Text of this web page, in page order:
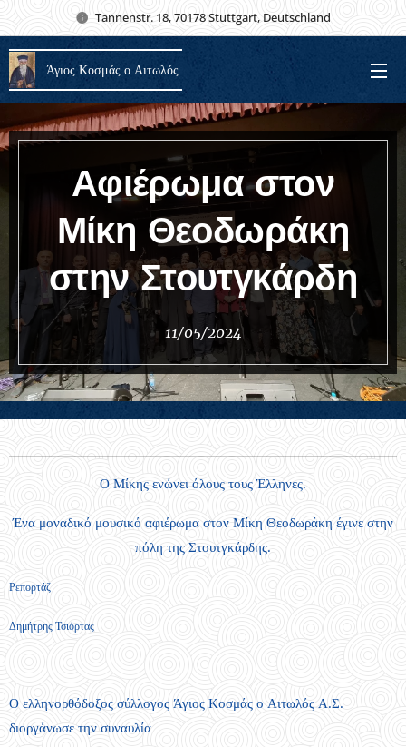
Tannenstr. 18, 70178 Stuttgart, Deutschland
Άγιος Κοσμάς ο Αιτωλός
Αφιέρωμα στον
Μίκη Θεοδωράκη
στην Στουτγκάρδη
11/05/2024
Ο Μίκης ενώνει όλους τους Έλληνες.
Ένα μοναδικό μουσικό αφιέρωμα στον Μίκη Θεοδωράκη έγινε στην
πόλη της Στουτγκάρδης.
Ρεπορτάζ
Δημήτρης Τσιόρτας
Ο ελληνορθόδοξος σύλλογος Άγιος Κοσμάς ο Αιτωλός Α.Σ.
διοργάνωσε την συναυλία